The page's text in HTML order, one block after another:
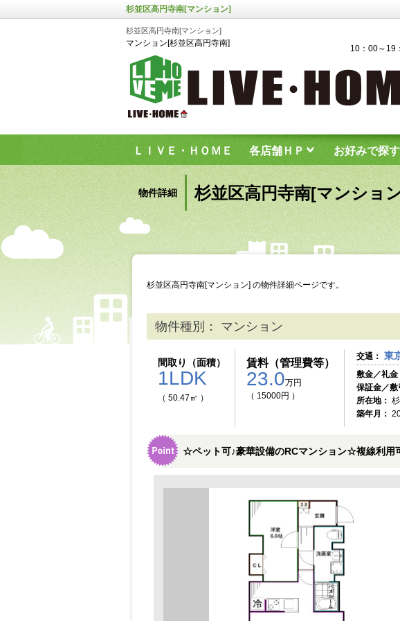
杉並区高円寺南[マンション]
杉並区高円寺南[マンション]
マンション[杉並区高円寺南]
10：00～19
ＬＩＶＥ・ＨＯＭＥ 各店舗ＨＰ お好みで探す
お問い合わせフォーム
物件詳細 杉並区高円寺南[マンショ
杉並区高円寺南[マンション] の物件詳細ページです。
物件種別： マンション
間取り（面積）
1LDK
（ 50.47㎡ ）
賃料（管理費等）
23.0万円
（ 15000円 ）
交通： 東
敷金／礼金
保証金／敷
所在地：
築年月：
☆ペット可♪豪華設備のRCマンション☆複線利